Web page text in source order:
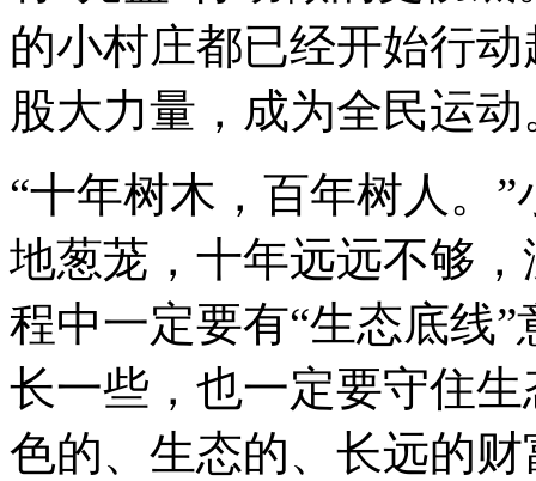
的小村庄都已经开始行
股大力量，成为全民运动
“十年树木，百年树人。
地葱茏，十年远远不够
程中一定要有“生态底线
长一些，也一定要守住
色的、生态的、长远的财